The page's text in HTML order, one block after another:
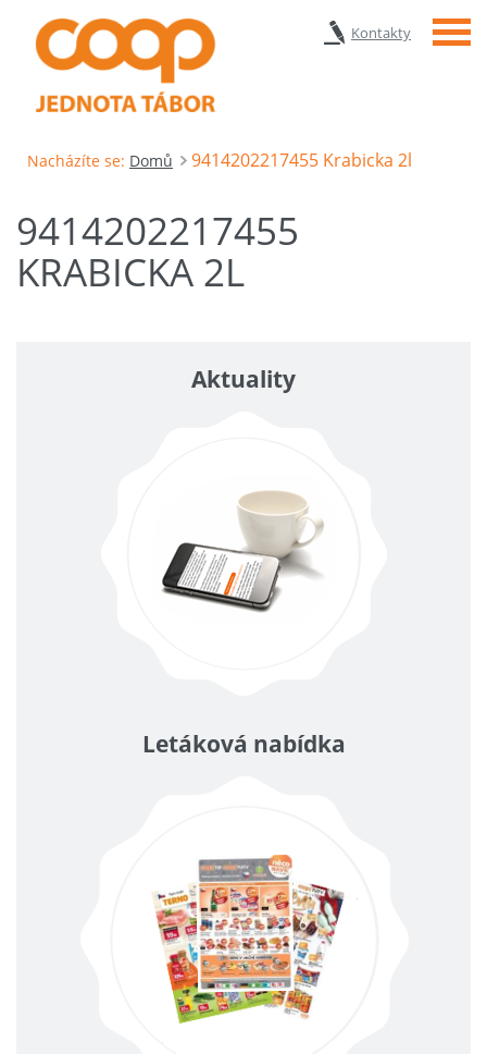
Kontakty Menu
Nacházíte se: Domů 9414202217455 Krabicka 2l
9414202217455
KRABICKA 2L
Aktuality
Letáková nabídka